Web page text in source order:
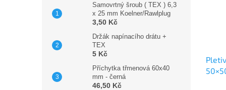
Samovrtný šroub ( TEX ) 6,3
x 25 mm Koelner/Rawlplug
3,50 Kč
Držák napínacího drátu +
TEX
5 Kč
Příchytka třmenová 60x40
mm - černá
46,50 Kč